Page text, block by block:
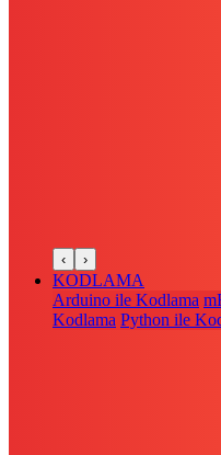
‹ ›
KODLAMA
Arduino ile Kodlama
Kodlama Python ile